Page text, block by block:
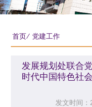
首页 ⁄ 党建工作
发展规划处联合
时代中国特色社
发文时间